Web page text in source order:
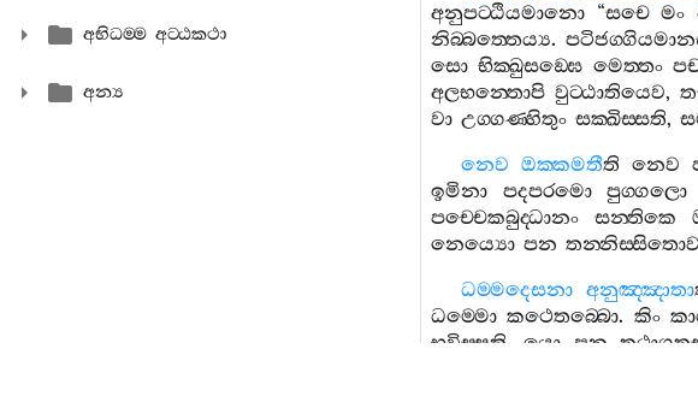
අභිධම‍්ම අට‍්ඨකථා
අන්‍ය
අනුපට‍්ඨියමානො “සචෙ මං
නිබ‍්බත‍්තෙය්‍ය.
සො භික‍්ඛුසඞ‍්ඝෙ මෙත‍්තං
අලභන‍්තොපි වුට‍්ඨාතියෙව,
වා උග‍්ගණ‍්හිතුං සක‍්ඛිස‍්සති,
නෙව ඔක‍්කමතීති නෙව
ඉමිනා
පදපරමො පුග‍්ගලො
පච‍්චෙකබුද‍්ධානං
සන‍්තිකෙ
නෙය්‍යො පන තන‍්නිස‍්සිතොව
ධම‍්මදෙසනා අනුඤ‍්ඤාතා
ධම‍්මො කථෙතබ‍්බො. කිං
භවිස‍්සති .යො පන